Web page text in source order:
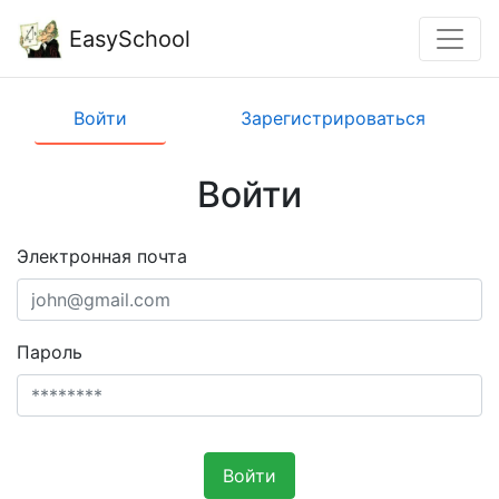
EasySchool
Войти Зарегистрироваться
Войти
Электронная почта
Пароль